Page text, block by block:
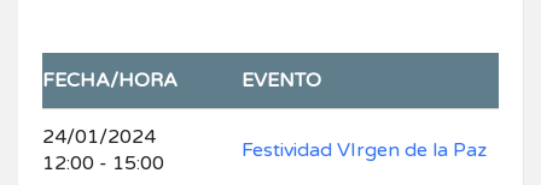
FECHA/HORA EVENTO
24/01/2024
12:00 - 15:00
Festividad VIrgen de la Paz